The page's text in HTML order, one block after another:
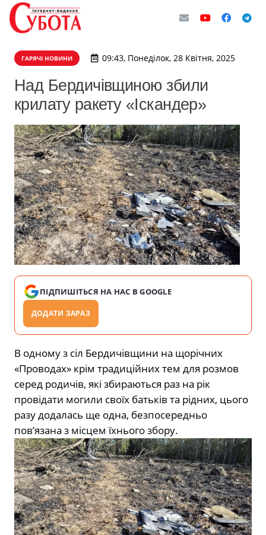
ГАРЯЧІ НОВИНИ 09:43, Понеділок, 28 Квітня, 2025
Над Бердичівщиною збили
крилату ракету «Іскандер»
ПІДПИШІТЬСЯ НА НАС В GOOGLE
ДОДАТИ ЗАРАЗ
В одному з сіл Бердичівщини на щорічних
«Проводах» крім традиційних тем для розмов
серед родичів, які збираються раз на рік
провідати могили своїх батьків та рідних, цього
разу додалась ще одна, безпосередньо
пов’язана з місцем їхнього збору.